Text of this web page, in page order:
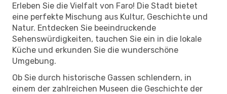
Erleben Sie die Vielfalt von Faro! Die Stadt bietet
eine perfekte Mischung aus Kultur, Geschichte und
Natur. Entdecken Sie beeindruckende
Sehenswürdigkeiten, tauchen Sie ein in die lokale
Küche und erkunden Sie die wunderschöne
Umgebung.
Ob Sie durch historische Gassen schlendern, in
einem der zahlreichen Museen die Geschichte der